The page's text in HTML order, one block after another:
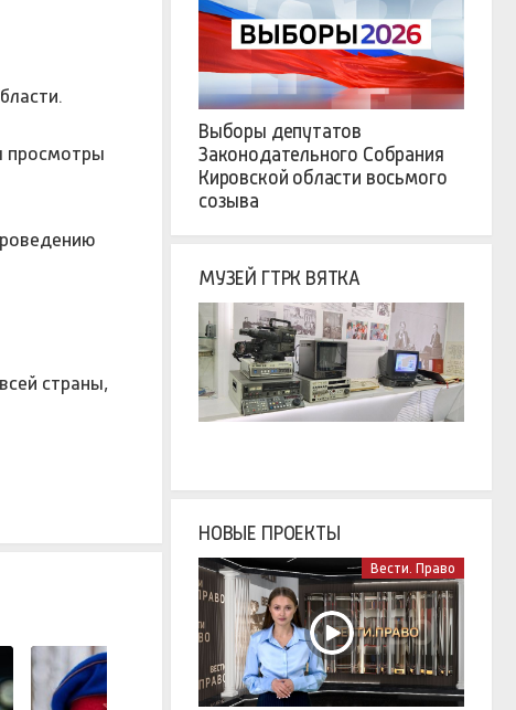
просмотры
страны,
Выборы депутатов
Законодательного Собрания
Кировской области восьмого
созыва
МУЗЕЙ ГТРК ВЯТКА
НОВЫЕ ПРОЕКТЫ
Вести. Право